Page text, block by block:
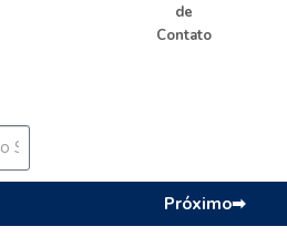
de
Contato
Próximo➡